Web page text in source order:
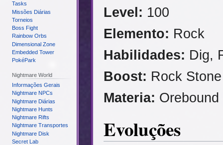
Level: 100
Elemento: Rock
Habilidades: Dig,
Boost: Rock
Materia:
Evoluções
Tasks
Missões Diárias
Torneios
Boss Fight
Rainbow Orbs
Dimensional Zone
Embedded Tower
PokéPark
Nightmare World
Informações Gerais
Nightmare NPCs
Nightmare Diárias
Nightmare Hunts
Nightmare Rifts
Nightmare Transportes
Nightmare Disk
Secret Lab